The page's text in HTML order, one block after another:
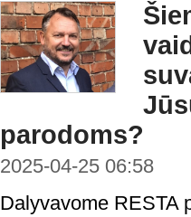
parodoms?
2025-04-25 06:58
Dalyvavome RESTA